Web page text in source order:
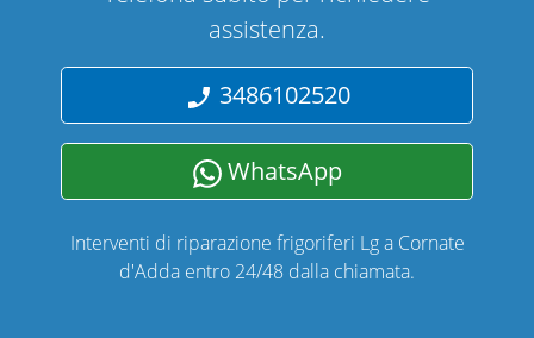
assistenza.
3486102520
WhatsApp
Interventi di riparazione frigoriferi Lg a Cornate
d'Adda entro 24/48 dalla chiamata.